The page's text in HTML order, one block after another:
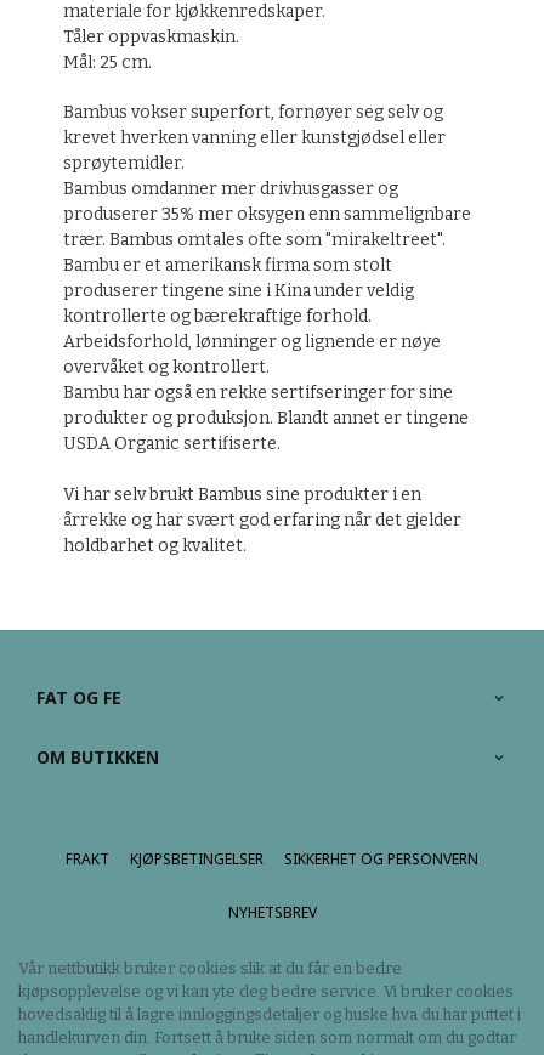
materiale for kjøkkenredskaper.
Tåler oppvaskmaskin.
Mål: 25 cm.
Bambus vokser superfort, fornøyer seg selv og
krevet hverken vanning eller kunstgjødsel eller
sprøytemidler.
Bambus omdanner mer drivhusgasser og
produserer 35% mer oksygen enn sammelignbare
trær. Bambus omtales ofte som "mirakeltreet".
Bambu er et amerikansk firma som stolt
produserer tingene sine i Kina under veldig
kontrollerte og bærekraftige forhold.
Arbeidsforhold, lønninger og lignende er nøye
overvåket og kontrollert.
Bambu har også en rekke sertifseringer for sine
produkter og produksjon. Blandt annet er tingene
USDA Organic sertifiserte.
Vi har selv brukt Bambus sine produkter i en
årrekke og har svært god erfaring når det gjelder
holdbarhet og kvalitet.
FAT OG FE
OM BUTIKKEN
FRAKT KJØPSBETINGELSER SIKKERHET OG PERSONVERN
NYHETSBREV
Vår nettbutikk bruker cookies slik at du får en bedre
kjøpsopplevelse og vi kan yte deg bedre service. Vi bruker cookies
hovedsaklig til å lagre innloggingsdetaljer og huske hva du har puttet i
handlekurven din. Fortsett å bruke siden som normalt om du godtar